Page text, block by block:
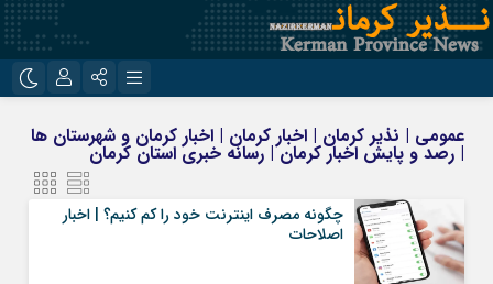
روبیکا
ایتا
عمومی | نذیر کرمان | اخبار کرمان | اخبار کرمان و شهرستان ها
| رصد و پایش اخبار کرمان | رسانه خبری استان کرمان
چگونه مصرف اینترنت خود را کم کنیم؟ | اخبار
اصلاحات